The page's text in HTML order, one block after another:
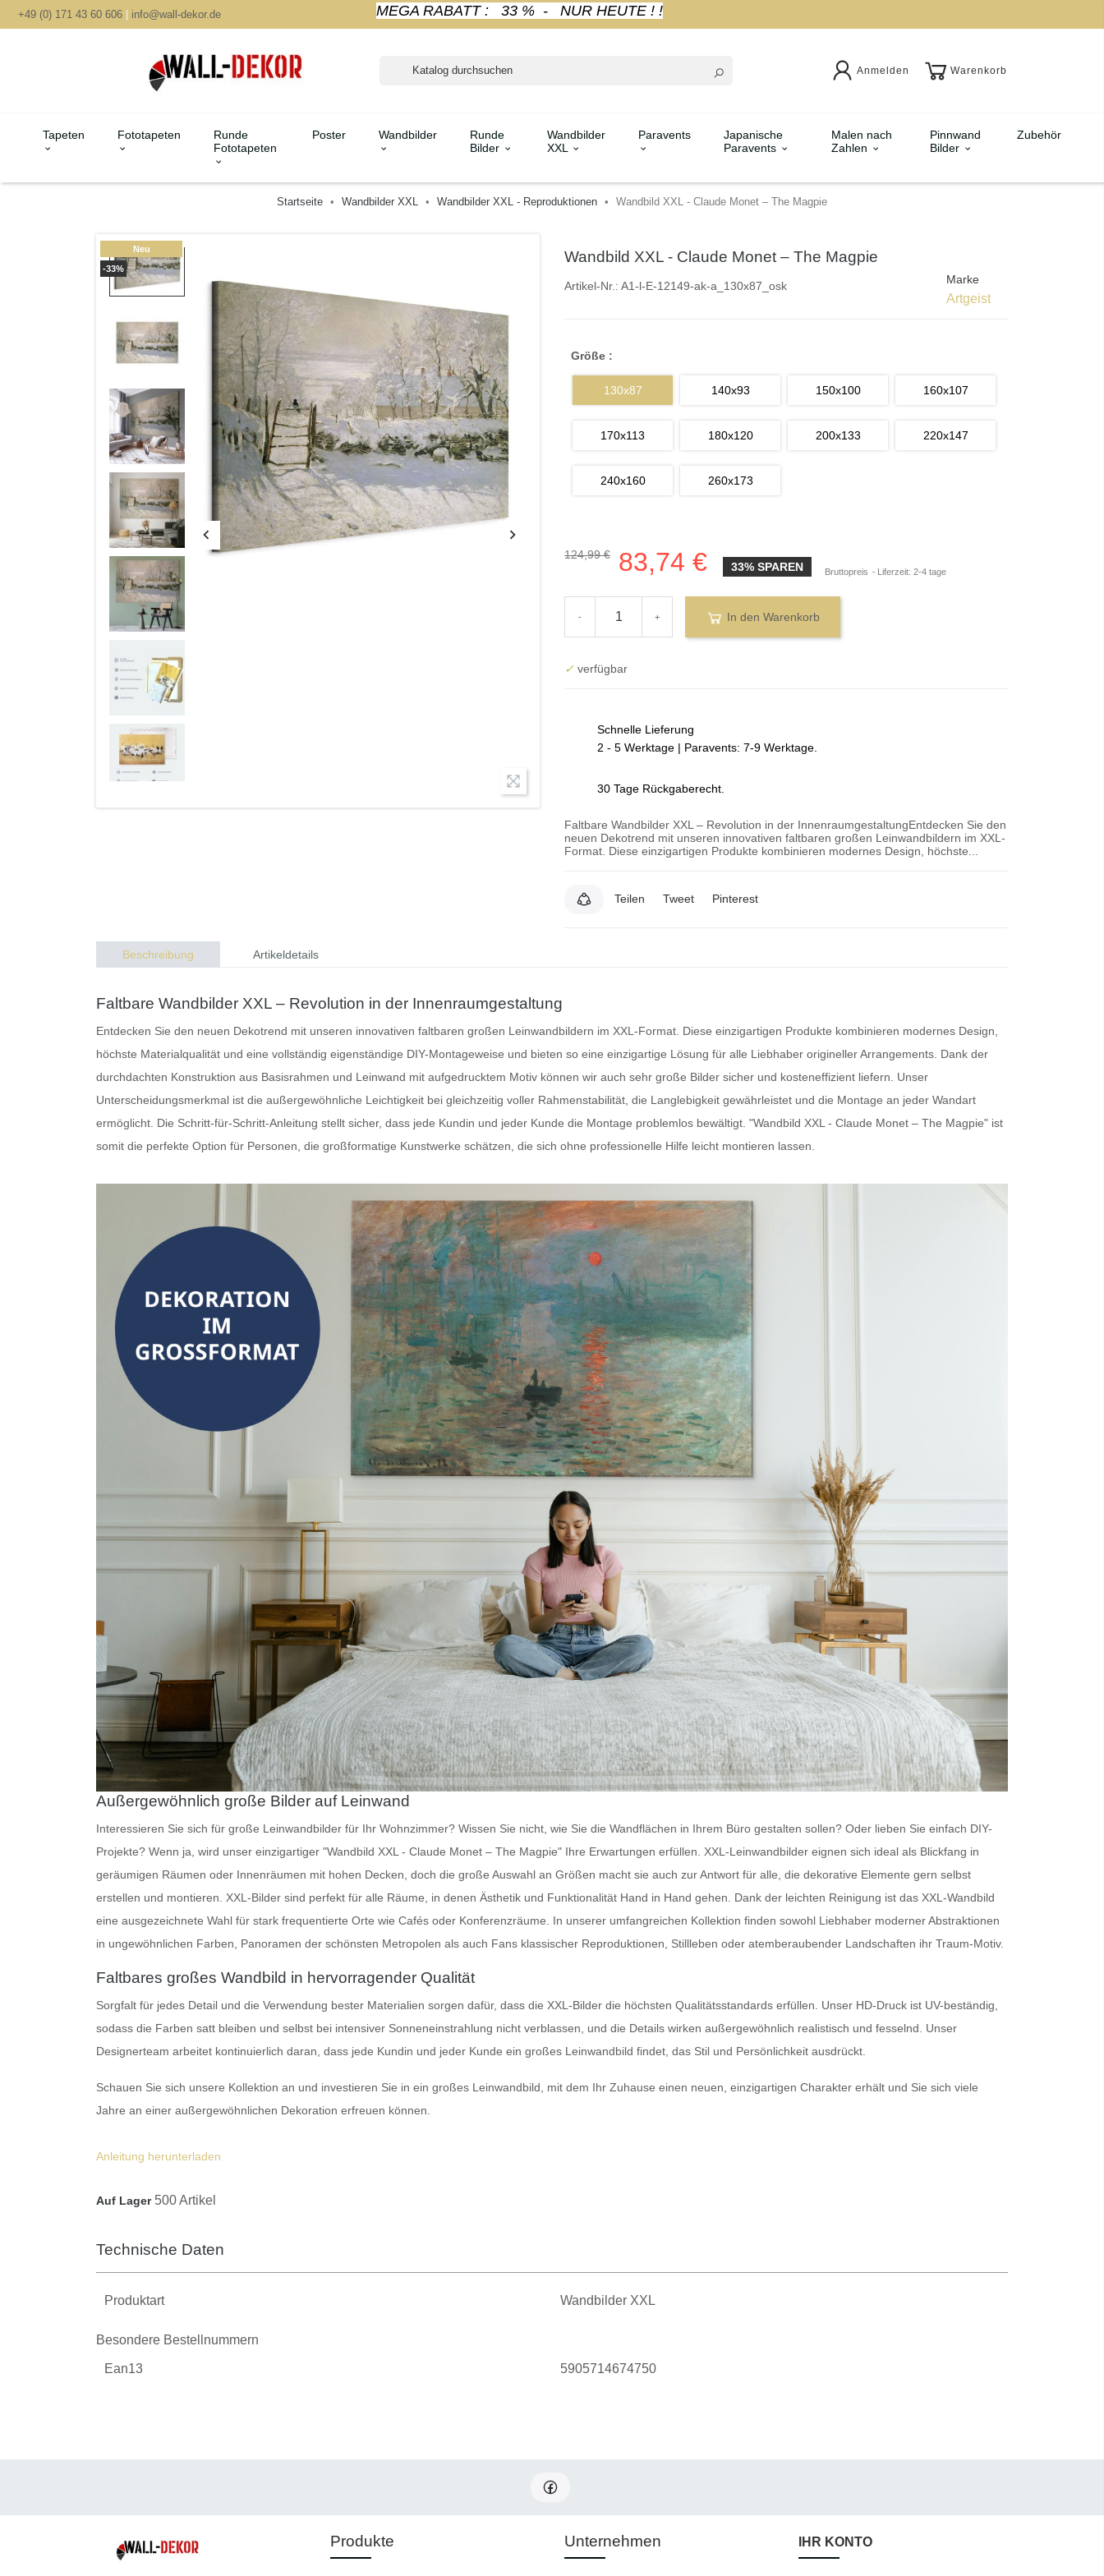
+49 (0) 171 43 60 606 | info@wall-dekor.de MEGA RABATT : 33 % - NUR HEUTE ! !
Anmelden Warenkorb
Tapeten Fototapeten
Runde
Fototapeten
Poster Wandbilder
Runde
Bilder
Wandbilder
XXL
Paravents
Japanische
Paravents
Malen nach
Zahlen
Pinnwand
Bilder
Zubehör
Startseite Wandbilder XXL Wandbilder XXL - Reproduktionen Wandbild XXL - Claude Monet – The Magpie
-33%
Neu Wandbild XXL - Claude Monet – The Magpie
Artikel-Nr.: A1-l-E-12149-ak-a_130x87_osk Marke
Artgeist
Größe :
130x87 140x93 150x100 160x107
170x113 180x120 200x133 220x147
240x160 260x173
124,99 € 83,74 € 33% SPAREN Bruttopreis Liferzeit: 2-4 tage
- + In den Warenkorb
✓ verfügbar
Schnelle Lieferung
2 - 5 Werktage | Paravents: 7-9 Werktage.
30 Tage Rückgaberecht.
Faltbare Wandbilder XXL – Revolution in der InnenraumgestaltungEntdecken Sie den
neuen Dekotrend mit unseren innovativen faltbaren großen Leinwandbildern im XXL-
Format. Diese einzigartigen Produkte kombinieren modernes Design, höchste...
Teilen Tweet Pinterest
Beschreibung Artikeldetails
Faltbare Wandbilder XXL – Revolution in der Innenraumgestaltung
Entdecken Sie den neuen Dekotrend mit unseren innovativen faltbaren großen Leinwandbildern im XXL-Format. Diese einzigartigen Produkte kombinieren modernes Design,
höchste Materialqualität und eine vollständig eigenständige DIY-Montageweise und bieten so eine einzigartige Lösung für alle Liebhaber origineller Arrangements. Dank der
durchdachten Konstruktion aus Basisrahmen und Leinwand mit aufgedrucktem Motiv können wir auch sehr große Bilder sicher und kosteneffizient liefern. Unser
Unterscheidungsmerkmal ist die außergewöhnliche Leichtigkeit bei gleichzeitig voller Rahmenstabilität, die Langlebigkeit gewährleistet und die Montage an jeder Wandart
ermöglicht. Die Schritt-für-Schritt-Anleitung stellt sicher, dass jede Kundin und jeder Kunde die Montage problemlos bewältigt. "Wandbild XXL - Claude Monet – The Magpie" ist
somit die perfekte Option für Personen, die großformatige Kunstwerke schätzen, die sich ohne professionelle Hilfe leicht montieren lassen.
Außergewöhnlich große Bilder auf Leinwand
Interessieren Sie sich für große Leinwandbilder für Ihr Wohnzimmer? Wissen Sie nicht, wie Sie die Wandflächen in Ihrem Büro gestalten sollen? Oder lieben Sie einfach DIY-
Projekte? Wenn ja, wird unser einzigartiger "Wandbild XXL - Claude Monet – The Magpie" Ihre Erwartungen erfüllen. XXL-Leinwandbilder eignen sich ideal als Blickfang in
geräumigen Räumen oder Innenräumen mit hohen Decken, doch die große Auswahl an Größen macht sie auch zur Antwort für alle, die dekorative Elemente gern selbst
erstellen und montieren. XXL-Bilder sind perfekt für alle Räume, in denen Ästhetik und Funktionalität Hand in Hand gehen. Dank der leichten Reinigung ist das XXL-Wandbild
eine ausgezeichnete Wahl für stark frequentierte Orte wie Cafés oder Konferenzräume. In unserer umfangreichen Kollektion finden sowohl Liebhaber moderner Abstraktionen
in ungewöhnlichen Farben, Panoramen der schönsten Metropolen als auch Fans klassischer Reproduktionen, Stillleben oder atemberaubender Landschaften ihr Traum-Motiv.
Faltbares großes Wandbild in hervorragender Qualität
Sorgfalt für jedes Detail und die Verwendung bester Materialien sorgen dafür, dass die XXL-Bilder die höchsten Qualitätsstandards erfüllen. Unser HD-Druck ist UV-beständig,
sodass die Farben satt bleiben und selbst bei intensiver Sonneneinstrahlung nicht verblassen, und die Details wirken außergewöhnlich realistisch und fesselnd. Unser
Designerteam arbeitet kontinuierlich daran, dass jede Kundin und jeder Kunde ein großes Leinwandbild findet, das Stil und Persönlichkeit ausdrückt.
Schauen Sie sich unsere Kollektion an und investieren Sie in ein großes Leinwandbild , mit dem Ihr Zuhause einen neuen, einzigartigen Charakter erhält und Sie sich viele
Jahre an einer außergewöhnlichen Dekoration erfreuen können.
Anleitung herunterladen
Auf Lager 500 Artikel
Technische Daten
Produktart Wandbilder XXL
Besondere Bestellnummern
Ean13 5905714674750
Produkte Unternehmen IHR KONTO